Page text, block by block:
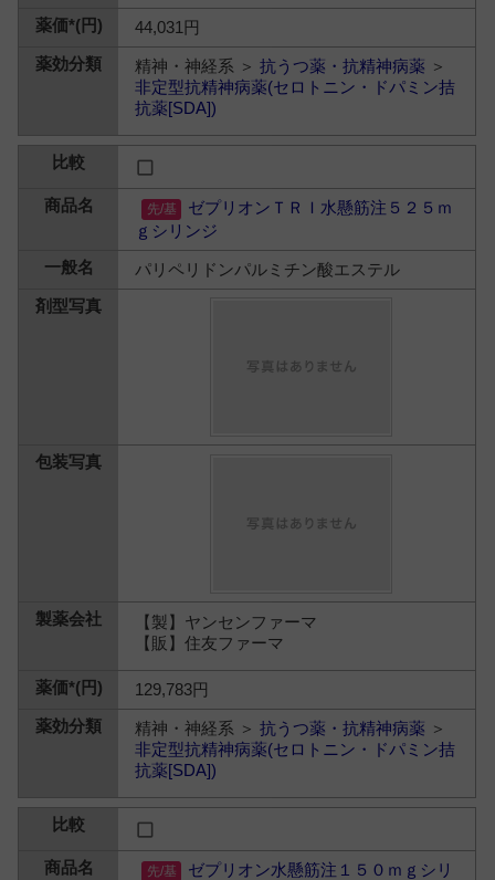
44,031円
精神・神経系 ＞抗うつ薬・抗精神病薬 ＞
非定型抗精神病薬(セロトニン・ドパミン拮
抗薬[SDA])
ゼプリオンＴＲＩ水懸筋注５２５ｍ
ｇシリンジ
パリペリドンパルミチン酸エステル
【製】ヤンセンファーマ
【販】住友ファーマ
129,783円
精神・神経系 ＞抗うつ薬・抗精神病薬 ＞
非定型抗精神病薬(セロトニン・ドパミン拮
抗薬[SDA])
ゼプリオン水懸筋注１５０ｍｇシリ